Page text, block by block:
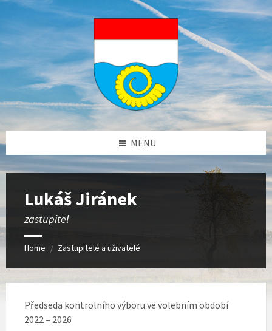
Skip
content
Skip
sidebar
Skip
footer
MENU
Lukáš Jiránek
zastupitel
Home / Zastupitelé a uživatelé
Předseda kontrolního výboru ve volebním období
2022 – 2026